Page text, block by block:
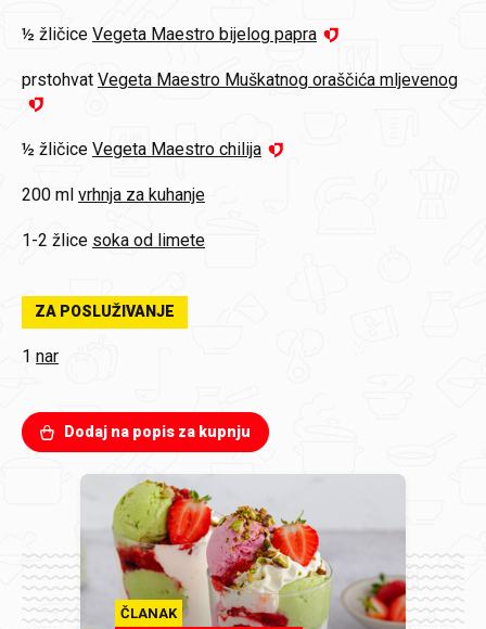
½ žličice Vegeta Maestro bijelog papra
prstohvat Vegeta Maestro Muškatnog oraščića mljevenog
½ žličice Vegeta Maestro chilija
200 ml vrhnja za kuhanje
1-2 žlice soka od limete
ZA POSLUŽIVANJE
1 nar
Dodaj na popis za kupnju
ČLANAK